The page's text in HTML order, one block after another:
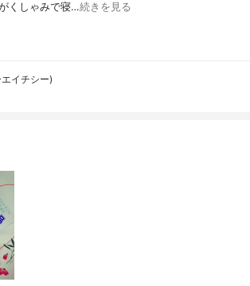
くしゃみで寝…続きを見る
イチシー)